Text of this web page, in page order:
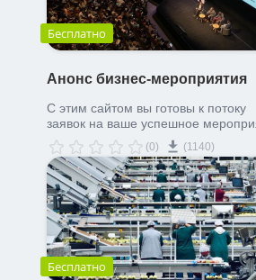
Бесплатно
Анонс бизнес-мероприятия
С этим сайтом вы готовы к потоку
заявок на ваше успешное
(0) (1140)
Бесплатно